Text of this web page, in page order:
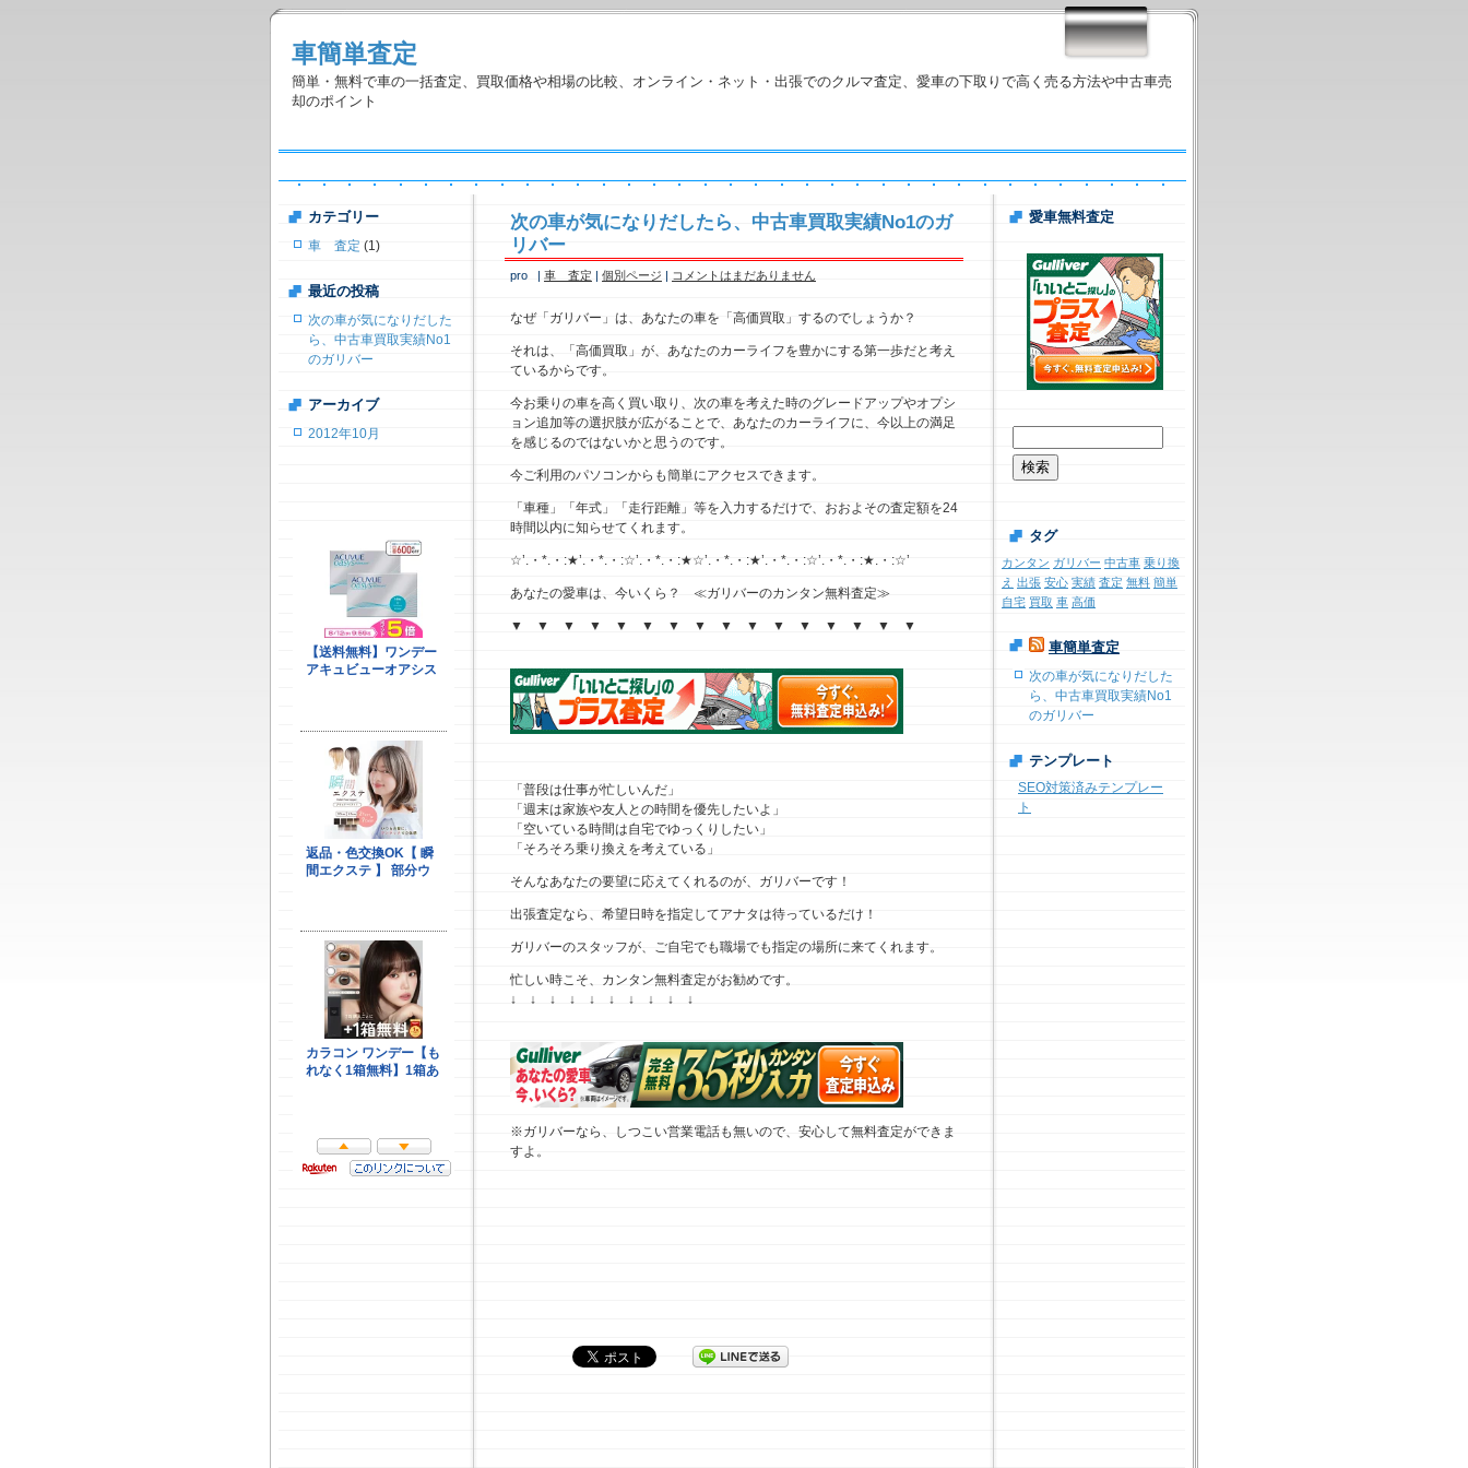
車簡単査定
簡単・無料で車の一括査定、買取価格や相場の比較、オンライン・ネット・出張でのクルマ査定、愛車の下取りで高く売る方法や中古車売
却のポイント
次の車が気になりだしたら、中古車買取実績No1のガ
リバー
pro | 車 査定 | 個別ページ | コメントはまだありません
なぜ「ガリバー」は、あなたの車を「高価買取」するのでしょうか？
それは、「高価買取」が、あなたのカーライフを豊かにする第一歩だと考え
ているからです。
今お乗りの車を高く買い取り、次の車を考えた時のグレードアップやオプシ
ョン追加等の選択肢が広がることで、あなたのカーライフに、今以上の満足
を感じるのではないかと思うのです。
今ご利用のパソコンからも簡単にアクセスできます。
「車種」「年式」「走行距離」等を入力するだけで、おおよその査定額を24
時間以内に知らせてくれます。
☆’.・*.・:★’.・*.・:☆’.・*.・:★☆’.・*.・:★’.・*.・:☆’.・*.・:★.・:☆’
あなたの愛車は、今いくら？ ≪ガリバーのカンタン無料査定≫
▼ ▼ ▼ ▼ ▼ ▼ ▼ ▼ ▼ ▼ ▼ ▼ ▼ ▼ ▼ ▼
「普段は仕事が忙しいんだ」
「週末は家族や友人との時間を優先したいよ」
「空いている時間は自宅でゆっくりしたい」
「そろそろ乗り換えを考えている」
そんなあなたの要望に応えてくれるのが、ガリバーです！
出張査定なら、希望日時を指定してアナタは待っているだけ！
ガリバーのスタッフが、ご自宅でも職場でも指定の場所に来てくれます。
忙しい時こそ、カンタン無料査定がお勧めです。
↓ ↓ ↓ ↓ ↓ ↓ ↓ ↓ ↓ ↓
※ガリバーなら、しつこい営業電話も無いので、安心して無料査定ができま
すよ。
カテゴリー
車 査定 (1)
最近の投稿
次の車が気になりだした
ら、中古車買取実績No1
のガリバー
アーカイブ
2012年10月
愛車無料査定
タグ
カンタン ガリバー 中古車 乗り換
え 出張 安心 実績 査定 無料 簡単
自宅 買取 車 高価
車簡単査定
次の車が気になりだした
ら、中古車買取実績No1
のガリバー
テンプレート
SEO対策済みテンプレー
ト